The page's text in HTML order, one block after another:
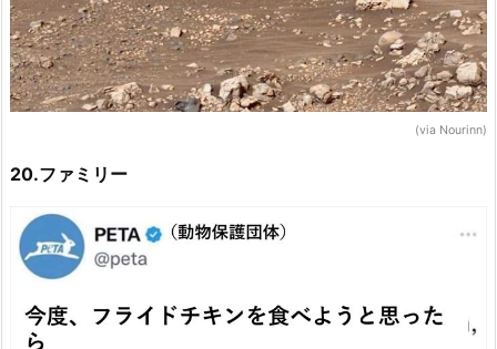
(via Nourinn)
20.ファミリー